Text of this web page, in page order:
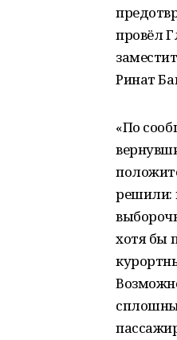
провёл
Ринат
«По
решили:
хотя бы